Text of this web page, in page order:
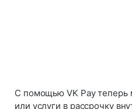
С помощью VK Pay теперь
или услуги в рассрочку